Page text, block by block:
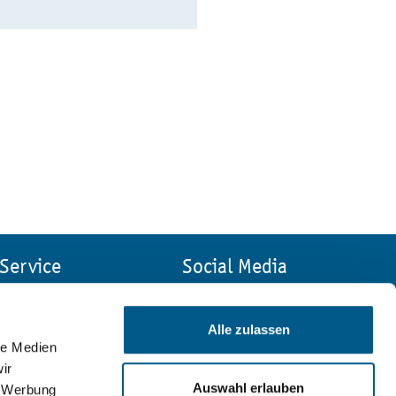
Medien
Alle zulassen
Auswahl erlauben
Suche
Sitemap
Datenschutz
Social Media